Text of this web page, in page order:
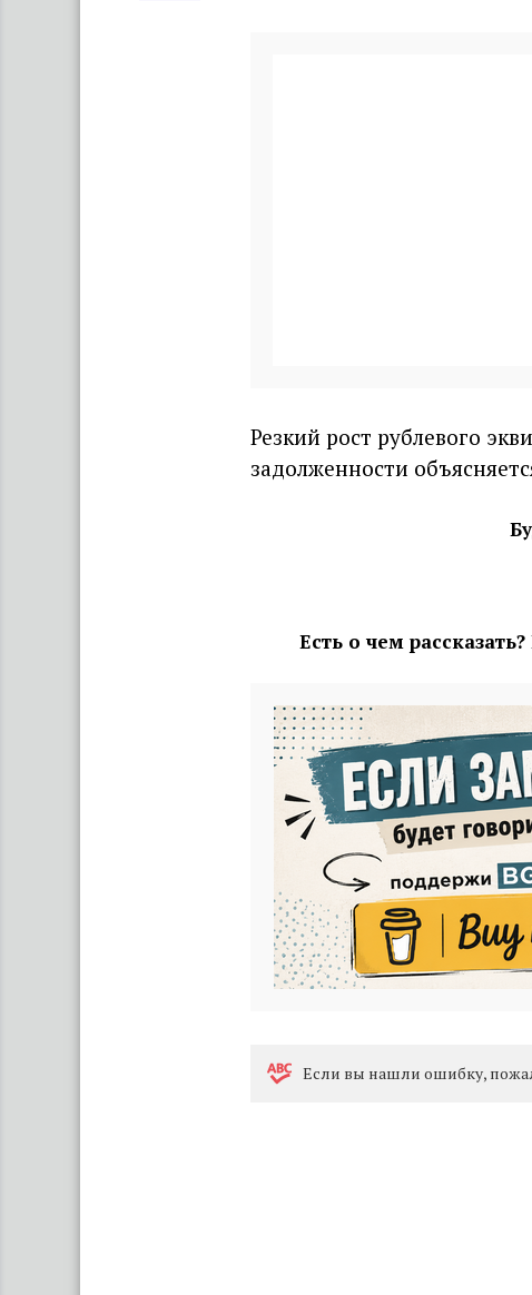
Резкий рост рублевого
задолженности
Есть о чем
Eсли вы нашли ошибку,